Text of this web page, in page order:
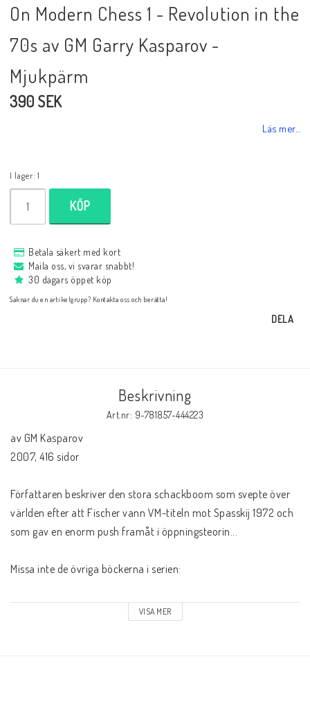
Schackspelsprogram
Schackfilmer
Ladda ner
Övrigt
Fraktkostnader till utlandet
Ari gillar
Presentkort
Fotoböcker
On Modern Chess 1 - Revolution in the
70s av GM Garry Kasparov -
Mjukpärm
390 SEK
Läs mer...
I lager: 1
KÖP
Betala säkert med kort
Maila oss, vi svarar snabbt!
30 dagars öppet köp
Saknar du en artikelgrupp? Kontakta oss och berätta!
DELA
Beskrivning
Art.nr: 9-781857-444223
av GM Kasparov
2007, 416 sidor
Författaren beskriver den stora schackboom som svepte över
världen efter att Fischer vann VM-titeln mot Spasskij 1972 och
som gav en enorm push framåt i öppningsteorin...
Missa inte de övriga böckerna i serien:
On Modern Chess 1 - Revolution in the 70's
On Modern Chess 2 - Kasparov - Karpov 1975 - 1985
VISA MER